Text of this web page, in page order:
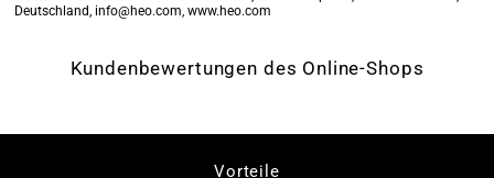
Deutschland, info@heo.com, www.heo.com
Kundenbewertungen des Online-Shops
Vorteile